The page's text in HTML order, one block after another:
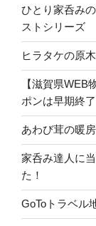
ひとり家呑み
ストシリーズ
ヒラタケの原
【滋賀県WEB
ポンは早期終
あわび茸の暖
家呑み達人に
た！
GoToトラベル